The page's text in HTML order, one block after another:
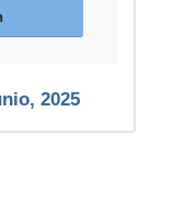
2025